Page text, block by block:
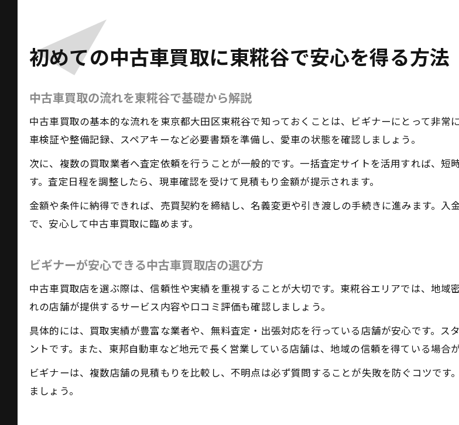
大田区東糀谷で中古車買取の相場
ビギナー向け中古車買取のリスク
初心者が高額査定を狙う中古車買取の極
中古車買取で高額査定を得るため
ビギナーが知っておきたい査定ア
東糀谷で中古車買取を有利に進め
中古車買取で納得感を得るための
東糀谷で安心して任せられる中古
納得できる中古車買取のサービス
中古車買取ビギナーが満足する査
納得のいく中古車買取を叶える交
初めての中古車買取に東糀谷で安心を得る方法
中古車買取の流れを東糀谷で基礎から解説
中古車買取の基本的な流れを東京都大田区東糀谷で知っておくことは、ビギナーにとって非常
車検証や整備記録、スペアキーなど必要書類を準備し、愛車の状態を確認しましょう。
次に、複数の買取業者へ査定依頼を行うことが一般的です。一括査定サイトを活用すれば、
す。査定日程を調整したら、現車確認を受けて見積もり金額が提示されます。
金額や条件に納得できれば、売買契約を締結し、名義変更や引き渡しの手続きに進みます。
で、安心して中古車買取に臨めます。
ビギナーが安心できる中古車買取店の選び方
中古車買取店を選ぶ際は、信頼性や実績を重視することが大切です。東糀谷エリアでは、地
れの店舗が提供するサービス内容や口コミ評価も確認しましょう。
具体的には、買取実績が豊富な業者や、無料査定・出張対応を行っている店舗が安心です。
ントです。また、東邦自動車など地元で長く営業している店舗は、地域の信頼を得ている場合が
ビギナーは、複数店舗の見積もりを比較し、不明点は必ず質問することが失敗を防ぐコツで
ましょう。